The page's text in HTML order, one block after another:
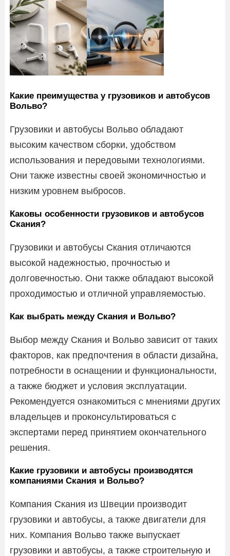
Какие преимущества у грузовиков и автобусов
Вольво?
Грузовики и автобусы Вольво обладают
высоким качеством сборки, удобством
использования и передовыми технологиями.
Они также известны своей экономичностью и
низким уровнем выбросов.
Каковы особенности грузовиков и автобусов
Скания?
Грузовики и автобусы Скания отличаются
высокой надежностью, прочностью и
долговечностью. Они также обладают высокой
проходимостью и отличной управляемостью.
Как выбрать между Скания и Вольво?
Выбор между Скания и Вольво зависит от таких
факторов, как предпочтения в области дизайна,
потребности в оснащении и функциональности,
а также бюджет и условия эксплуатации.
Рекомендуется ознакомиться с мнениями других
владельцев и проконсультироваться с
экспертами перед принятием окончательного
решения.
Какие грузовики и автобусы производятся
компаниями Скания и Вольво?
Компания Скания из Швеции производит
грузовики и автобусы, а также двигатели для
них. Компания Вольво также выпускает
грузовики и автобусы, а также строительную и